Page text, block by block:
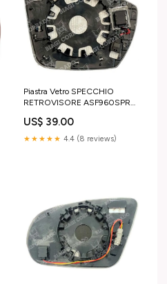
Piastra Vetro SPECCHIO
RETROVISORE ASF960SPRX
VOLKSWAGEN T-CROSS
2019- Copricerchi 4 pz -
US$ 39.00
★★★★★ 4.4 (8 reviews)